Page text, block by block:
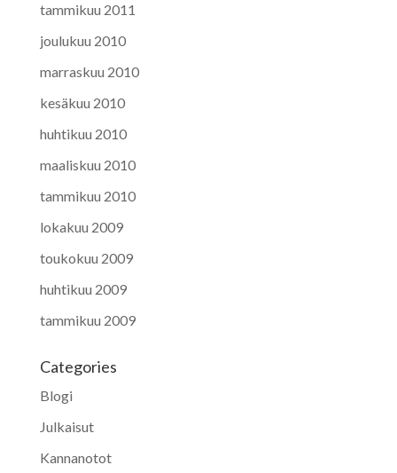
tammikuu 2011
joulukuu 2010
marraskuu 2010
kesäkuu 2010
huhtikuu 2010
maaliskuu 2010
tammikuu 2010
lokakuu 2009
toukokuu 2009
huhtikuu 2009
tammikuu 2009
Categories
Blogi
Julkaisut
Kannanotot